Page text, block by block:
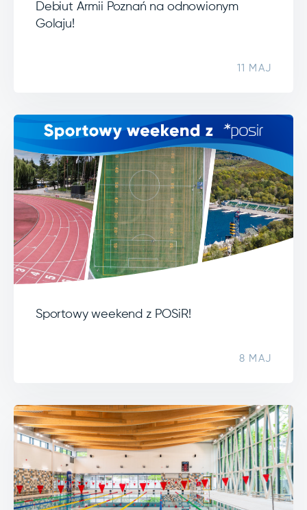
Debiut Armii Poznań na odnowionym
Golaju!
11 MAJ
Sportowy weekend z POSiR!
8 MAJ